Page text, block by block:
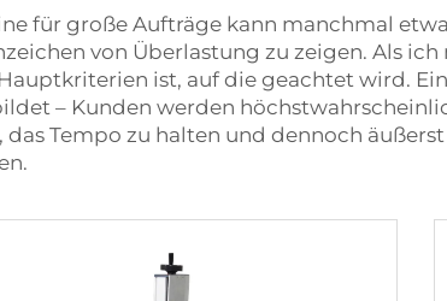
für große Aufträge kann manchmal
von Überlastung zu zeigen. Als
ist, auf die geachtet wird.
– Kunden werden
das Tempo zu halten und dennoch